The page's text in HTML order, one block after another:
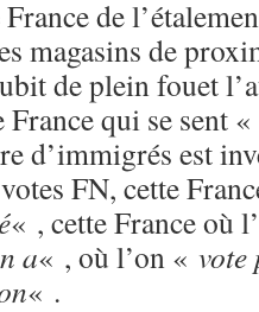
de
magasins de
de plein fouet
France qui se sent
d’immigrés est
FN, cette
« , cette France où
a« , où l’on « vote
« .